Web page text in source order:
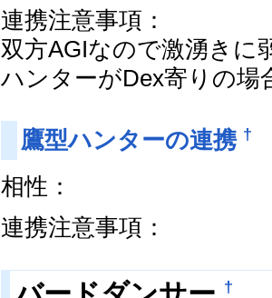
連携注意事項：
双方AGIなので激湧きに
ハンターがDex寄りの場
鷹型ハンターの連携 †
相性：
連携注意事項：
†